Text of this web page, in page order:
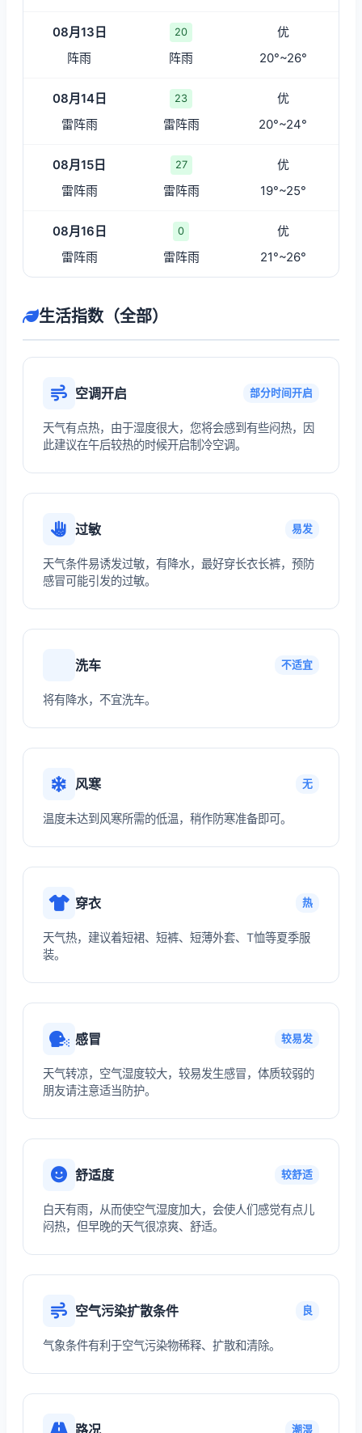
08月13日 20
优
阵雨
阵雨 20°~26°
08月14日 23
优
雷阵雨
雷阵雨 20°~24°
08月15日 27
优
雷阵雨
雷阵雨 19°~25°
08月16日 0
优
雷阵雨
雷阵雨 21°~26°
生活指数（全部）
空调开启 部分时间开启
天气有点热，由于湿度很大，您将会感到有些闷热，因
此建议在午后较热的时候开启制冷空调。
过敏 易发
天气条件易诱发过敏，有降水，最好穿长衣长裤，预防
感冒可能引发的过敏。
洗车 不适宜
将有降水，不宜洗车。
风寒 无
温度未达到风寒所需的低温，稍作防寒准备即可。
穿衣 热
天气热，建议着短裙、短裤、短薄外套、T恤等夏季服
装。
感冒 较易发
天气转凉，空气湿度较大，较易发生感冒，体质较弱的
朋友请注意适当防护。
舒适度 较舒适
白天有雨，从而使空气湿度加大，会使人们感觉有点儿
闷热，但早晚的天气很凉爽、舒适。
空气污染扩散条件 良
气象条件有利于空气污染物稀释、扩散和清除。
路况 潮湿